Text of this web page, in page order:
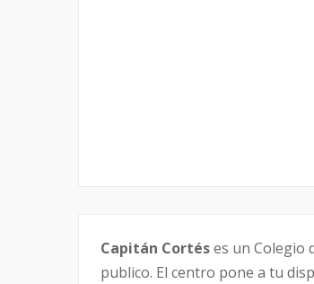
Capitán Cortéses un Colegio
publico. El centro pone a tu